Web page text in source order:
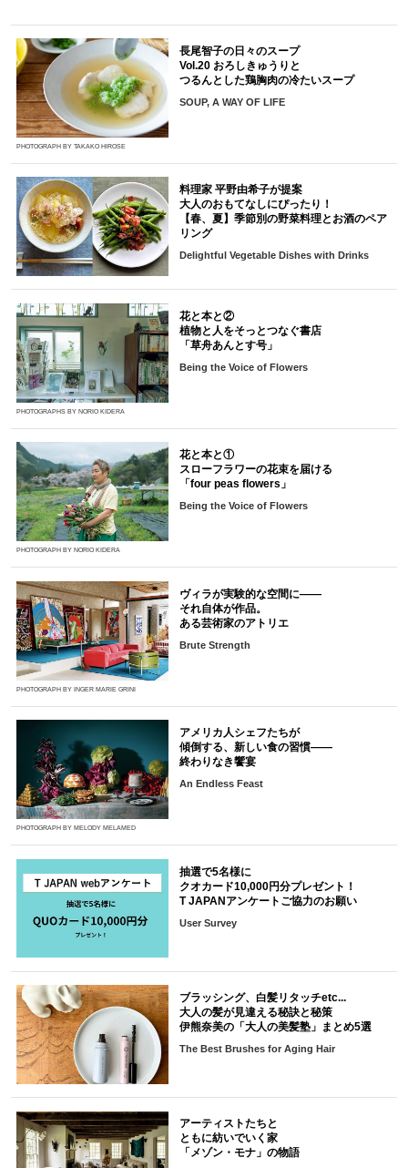
PHOTOGRAPH BY TAKAKO HIROSE
長尾智子の日々のスープ
Vol.20 おろしきゅうりと
つるんとした鶏胸肉の冷たいスープ
SOUP, A WAY OF LIFE
料理家 平野由希子が提案
大人のおもてなしにぴったり！
【春、夏】季節別の野菜料理とお酒のペア
リング
Delightful Vegetable Dishes with Drinks
PHOTOGRAPHS BY NORIO KIDERA
花と本と②
植物と人をそっとつなぐ書店
「草舟あんとす号」
Being the Voice of Flowers
PHOTOGRAPH BY NORIO KIDERA
花と本と①
スローフラワーの花束を届ける
「four peas flowers」
Being the Voice of Flowers
PHOTOGRAPH BY INGER MARIE GRINI
ヴィラが実験的な空間に――
それ自体が作品。
ある芸術家のアトリエ
Brute Strength
PHOTOGRAPH BY MELODY MELAMED
アメリカ人シェフたちが
傾倒する、新しい食の習慣――
終わりなき饗宴
An Endless Feast
抽選で5名様に
クオカード10,000円分プレゼント！
T JAPANアンケートご協力のお願い
User Survey
ブラッシング、白髪リタッチetc...
大人の髪が見違える秘訣と秘策
伊熊奈美の「大人の美髪塾」まとめ5選
The Best Brushes for Aging Hair
アーティストたちと
ともに紡いでいく家
「メゾン・モナ」の物語